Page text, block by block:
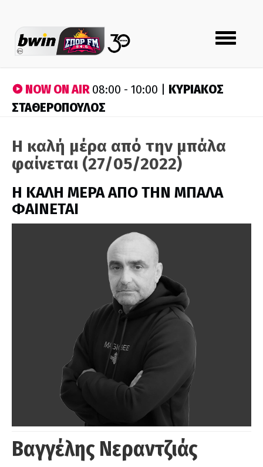
Toggle
navigation
NOW ON AIR08:00 - 10:00 | ΚΥΡΙΑΚΟΣ
ΣΤΑΘΕΡΟΠΟΥΛΟΣ
Η καλή μέρα από την μπάλα
φαίνεται (27/05/2022)
H ΚΑΛΗ ΜΕΡΑ ΑΠΟ ΤΗΝ ΜΠΑΛΑ
ΦΑΙΝΕΤΑΙ
Βαγγέλης Νεραντζιάς